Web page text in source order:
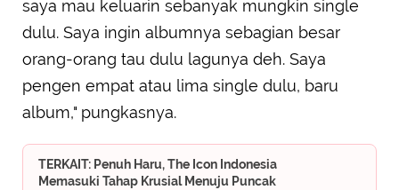
saya mau keluarin sebanyak mungkin single
dulu. Saya ingin albumnya sebagian besar
orang-orang tau dulu lagunya deh. Saya
pengen empat atau lima single dulu, baru
album," pungkasnya.
TERKAIT: Penuh Haru, The Icon Indonesia
Memasuki Tahap Krusial Menuju Puncak